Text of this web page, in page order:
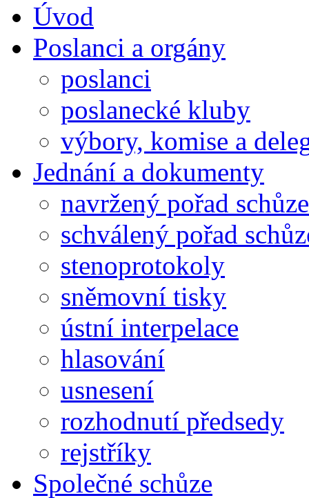
Úvod
Poslanci a orgány
poslanci
poslanecké kluby
výbory, komise a
Jednání a dokumenty
navržený pořad schůze
schválený pořad
stenoprotokoly
sněmovní tisky
ústní interpelace
hlasování
usnesení
rozhodnutí předsedy
rejstříky
Společné schůze